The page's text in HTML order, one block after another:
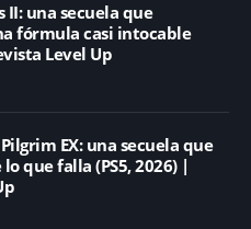
II: una secuela que
fórmula casi intocable
Level Up
EX: una secuela que
que falla (PS5, 2026) |